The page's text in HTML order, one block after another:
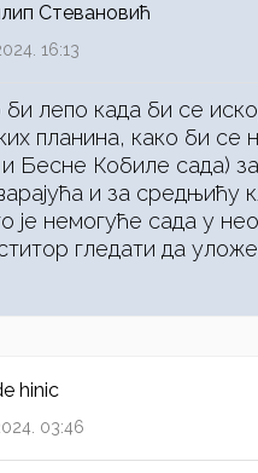
Стевановић
16:13
лепо када би се
планина, како би се
Бесне Кобиле сада)
и за средњићу
је немогуће сада у
гледати да
hinic
03:46